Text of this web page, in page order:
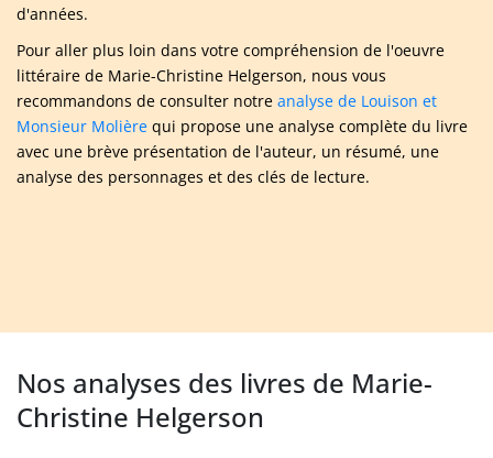
d'années.
Pour aller plus loin dans votre compréhension de l'oeuvre
littéraire de Marie-Christine Helgerson, nous vous
recommandons de consulter notre analyse de Louison et
Monsieur Molière qui propose une analyse complète du livre
avec une brève présentation de l'auteur, un résumé, une
analyse des personnages et des clés de lecture.
Nos analyses des livres de Marie-
Christine Helgerson